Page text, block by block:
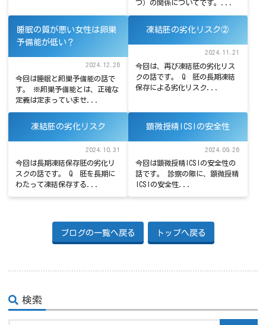
つ）の関係についてです。...
睡眠の質が悪い女性は卵巣
予備能が低い？
2024.12.26
今回は睡眠と卵巣予備能の話で
す。 ※卵巣予備能とは、正確な
定義は定まっていませ...
凍結胚の劣化リスク②
2024.11.21
今回は、再び凍結胚の劣化リス
クの話です。 Q 胚の長期凍結
保存による劣化リスク...
凍結胚の劣化リスク
2024.10.31
今回は長期凍結保存胚の劣化リ
スクの話です。 Q 胚を長期に
わたって凍結保存する...
顕微授精ICSIの安全性
2024.09.26
今回は顕微授精ICSIの安全性の
話です。 診察の際に、顕微授精
ICSIの安全性...
ブログの一覧へ戻る トップへ戻る
検索